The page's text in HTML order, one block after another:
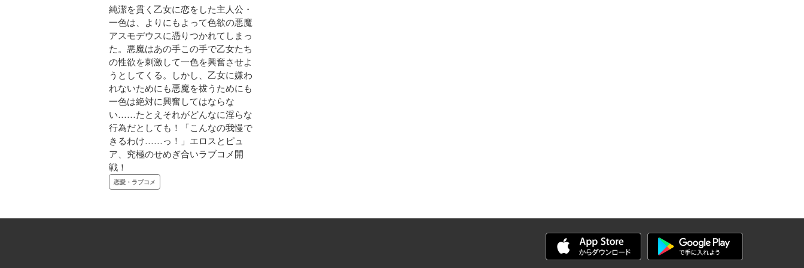
純潔を貫く乙女に恋をした主人公・
一色は、よりにもよって色欲の悪魔
アスモデウスに憑りつかれてしまっ
た。悪魔はあの手この手で乙女たち
の性欲を刺激して一色を興奮させよ
うとしてくる。しかし、乙女に嫌わ
れないためにも悪魔を祓うためにも
一色は絶対に興奮してはならな
い……たとえそれがどんなに淫らな
行為だとしても！「こんなの我慢で
きるわけ……っ！」エロスとピュ
ア、究極のせめぎ合いラブコメ開
戦！
恋愛・ラブコメ